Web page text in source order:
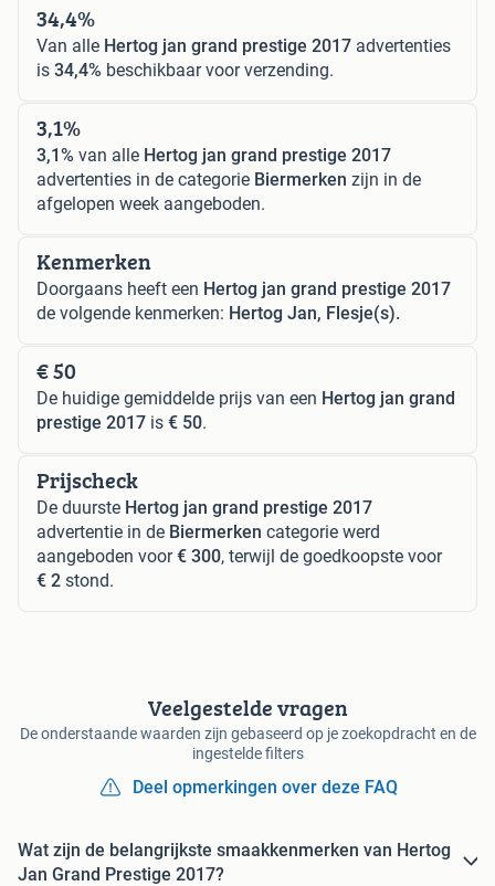
34,4%
Van alle Hertog jan grand prestige 2017 advertenties
is 34,4% beschikbaar voor verzending.
3,1%
3,1% van alle Hertog jan grand prestige 2017
advertenties in de categorie Biermerken zijn in de
afgelopen week aangeboden.
Kenmerken
Doorgaans heeft een Hertog jan grand prestige 2017
de volgende kenmerken: Hertog Jan, Flesje(s).
€ 50
De huidige gemiddelde prijs van een Hertog jan grand
prestige 2017 is € 50.
Prijscheck
De duurste Hertog jan grand prestige 2017
advertentie in de Biermerken categorie werd
aangeboden voor€ 300, terwijl de goedkoopste voor
€ 2 stond.
Veelgestelde vragen
De onderstaande waarden zijn gebaseerd op je zoekopdracht en de
ingestelde filters
Deel opmerkingen over deze FAQ
Wat zijn de belangrijkste smaakkenmerken van Hertog
Jan Grand Prestige 2017?